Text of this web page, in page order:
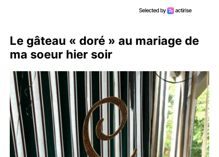
Le gâteau « doré » au mariage de
ma soeur hier soir